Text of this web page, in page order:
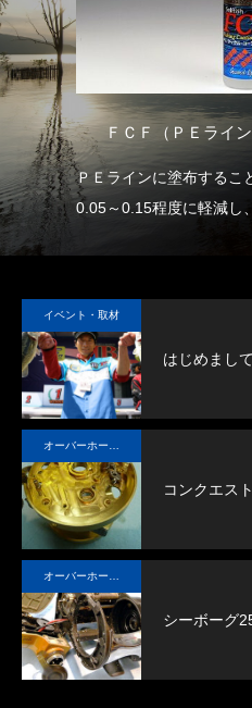
ＦＣＦ（ＰＥライ
ＰＥラインに塗布するこ
0.05～0.15程度に軽減し
が可能です。
ラインおよびラインが触
ドのラインガイド等）に
トラブルに悩まされるこ
グをお楽しみいただけま
イベント・取材
はじめまして
コンクエス
シーボーグ